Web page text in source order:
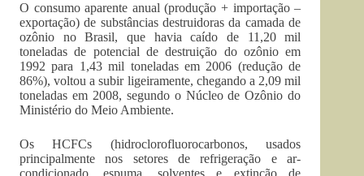
O consumo aparente anual (produção + importação –
exportação) de substâncias destruidoras da camada de
ozônio no Brasil, que havia caído de 11,20 mil
toneladas de potencial de destruição do ozônio em
1992 para 1,43 mil toneladas em 2006 (redução de
86%), voltou a subir ligeiramente, chegando a 2,09 mil
toneladas em 2008, segundo o Núcleo de Ozônio do
Ministério do Meio Ambiente.
Os HCFCs (hidroclorofluorocarbonos, usados
principalmente nos setores de refrigeração e ar-
condicionado, espuma, solventes e extinção de